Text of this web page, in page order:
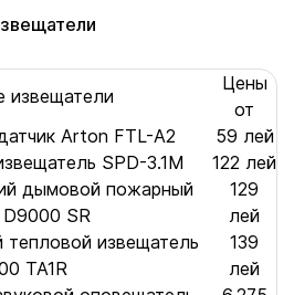
извещатели
Цены
от
Arton FTL-A2
59 лей
SPD-3.1M
122 лей
дымовой пожарный
D9000 SR
129
лей
извещатель
TA1R
139
лей